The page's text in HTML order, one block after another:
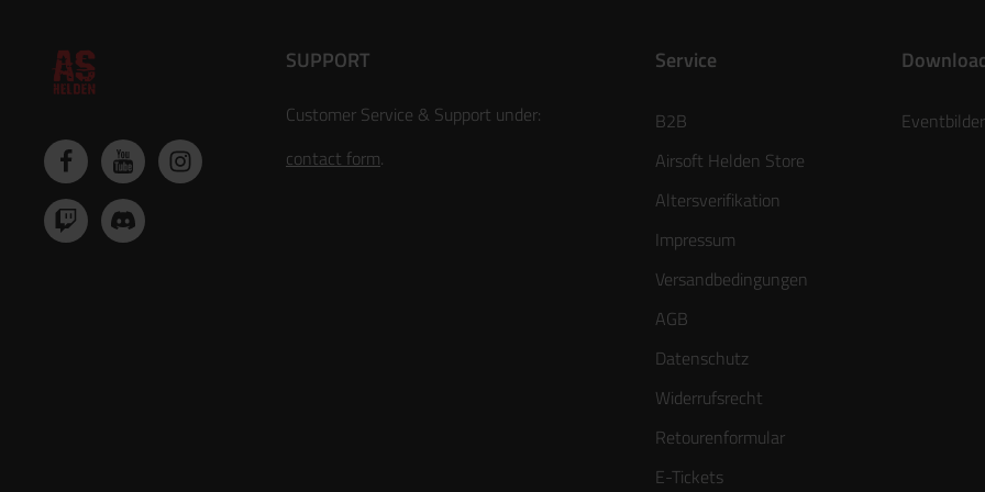
SUPPORT
Customer Service & Support under:
contact form.
Service
B2B
Airsoft Helden Store
Altersverifikation
Impressum
Versandbedingungen
AGB
Datenschutz
Widerrufsrecht
Retourenformular
E-Tickets
Eventbilder